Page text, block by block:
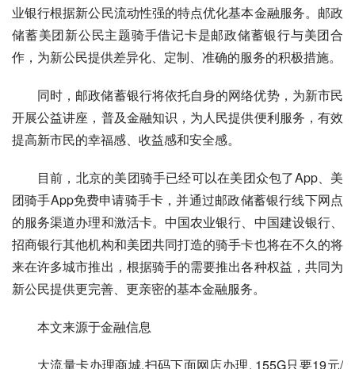
业银行根据新公民流动性强的特点优化基本金融服务。邮政
储蓄美团新公民主题骑手借记卡是邮政储蓄银行与美团合
作，为新公民提供差异化、定制、准确的服务的积极措施。
同时，邮政储蓄银行将依托自身的网络优势，为新市民
开展公益讲座，普及金融知识，为人民提供便利服务，有效
提高新市民的幸福感、收益感和安全感。
目前，北京的美团骑手已经可以在美团众包了App、美
团骑手App免费申请骑手卡，并通过邮政储蓄银行线下网点
的服务渠道办理和激活卡。 中国农业银行、 中国建设银行、
招商银行其他机构和美团共同打造的骑手卡也将在不久的将
来在许多城市推出，根据骑手的需要推出各种权益，共同为
新公民提供更完善、更亲密的基本金融服务。
本文来源于金融信息
大流量卡办理商城,扫码下面网店办理, 155G只要19元/